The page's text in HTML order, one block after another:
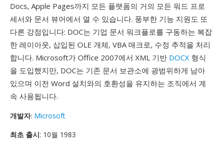
Docs, Apple Pages까지 모든 플랫폼의 거의 모든 워드 프로
세서와 문서 뷰어에서 열 수 있습니다. 풍부한 기능 지원도 또
다른 강점입니다: DOC는 기업 문서 워크플로를 구동하는 복잡
한 레이아웃, 삽입된 OLE 개체, VBA 매크로, 수정 추적을 처리
합니다. Microsoft가 Office 2007에서 XML 기반 DOCX 형식
을 도입했지만, DOC는 기존 문서 보관소에 광범위하게 남아
있으며 이전 Word 설치와의 호환성을 유지하는 조직에서 계
속 사용됩니다.
개발자: Microsoft
최초 출시: 10월 1983